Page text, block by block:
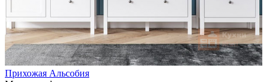
Прихожая Альсобия